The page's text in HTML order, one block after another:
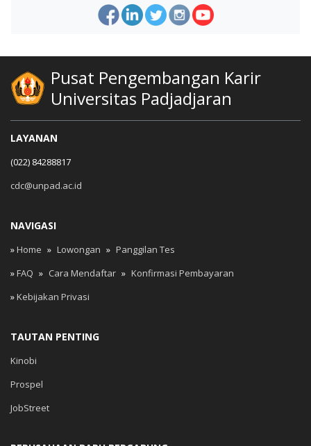
Pusat Pengembangan Karir
Universitas Padjadjaran
LAYANAN
(022) 84288817
cdc@unpad.ac.id
NAVIGASI
»Home » Lowongan » Panggilan Tes
»FAQ » Cara Mendaftar » Konfirmasi Pembayaran
»Kebijakan Privasi
TAUTAN PENTING
Kinobi
Prospel
JobStreet